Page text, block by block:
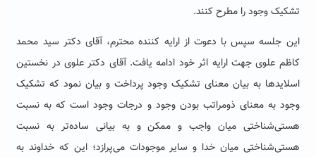
تشکیک وجود را مطرح کنند.
این جلسه سپس با دعوت از ارایه‌ کننده محترم، آقای دکتر سید محمد
کاظم علوی جهت ارایه اثر خود ادامه یافت. آقای دکتر علوی در نخستین
اسلایدها به بیان معنای تشکیک وجود پرداخت و بیان نمود که تشکیک
وجود به معنای ذومراتب بودن وجود و درجات وجود است که به نسبت
هستی‌شناختی میان واجب و ممکن و به بیانی ساده‌تر به نسبت
هستی‌شناختی میان خدا و سایر موجودات می‌پرازد؛ این که خداوند به